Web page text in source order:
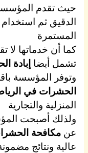
حيث تقدم
الدقيق ثم استخدام
المستمرة
كما أن خدماتها
تشمل أيضاإبادة
وتوفر المؤسسة
الحشرات في
المنزلية والتجارية
ولذلك أصبحت
عنمكافحة
عالية ونتائج